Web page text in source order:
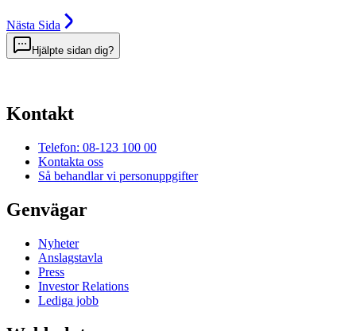
Nästa Sida
Hjälpte sidan dig?
Kontakt
Telefon: 08-123 100 00
Kontakta oss
Så behandlar vi personuppgifter
Genvägar
Nyheter
Anslagstavla
Press
Investor Relations
Lediga jobb